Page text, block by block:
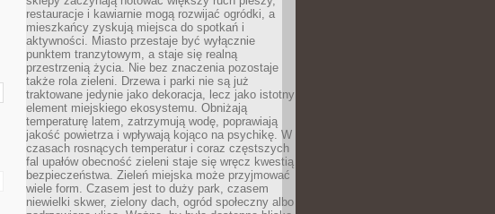
restauracje i kawiarnie mogą rozwijać ogródki, a
mieszkańcy zyskują miejsca do spotkań i
aktywności. Miasto przestaje być wyłącznie
punktem tranzytowym, a staje się realną
przestrzenią życia. Nie bez znaczenia pozostaje
także rola zieleni. Drzewa i parki nie są już
traktowane jedynie jako dekoracja, lecz jako istotny
element miejskiego ekosystemu. Obniżają
temperaturę latem, zatrzymują wodę, poprawiają
jakość powietrza i wpływają kojąco na psychikę. W
czasach rosnących temperatur i coraz częstszych
fal upałów obecność zieleni staje się wręcz kwestią
bezpieczeństwa. Zieleń miejska może przyjmować
wiele form. Czasem jest to duży park, czasem
niewielki skwer, zielony dach, ogród społeczny albo